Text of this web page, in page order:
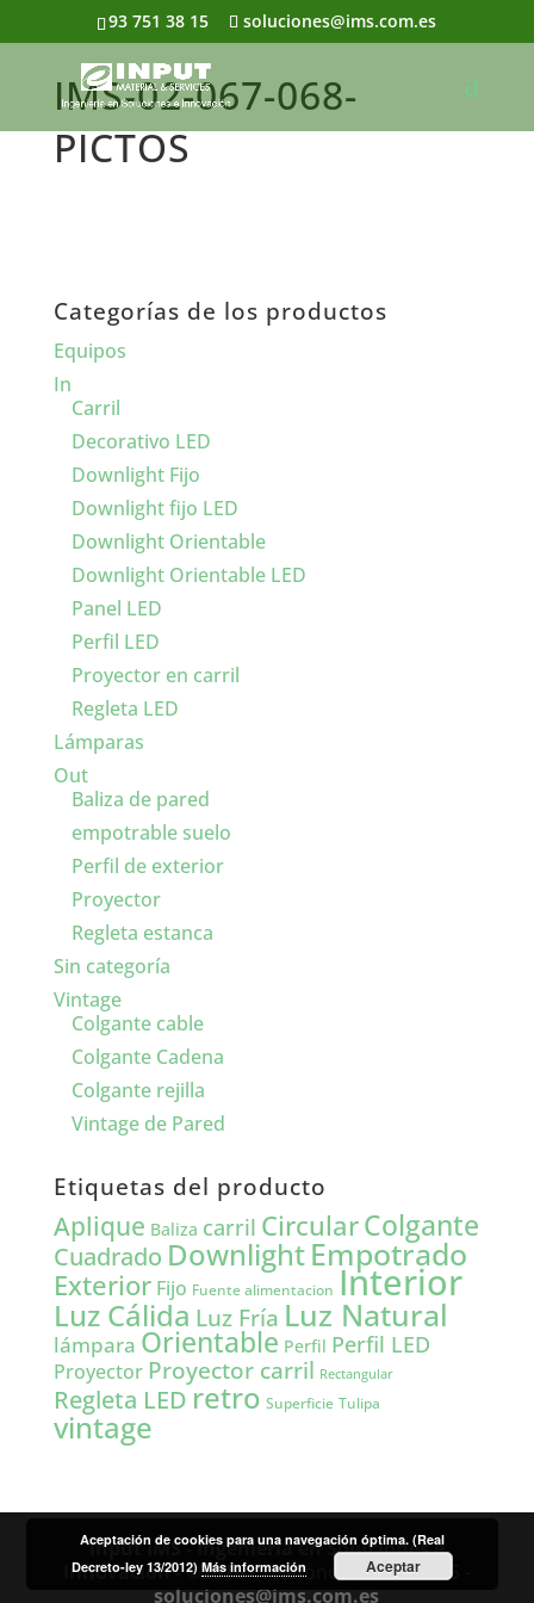
93 751 38 15 soluciones@ims.com.es
IMS-02-067-068-
PICTOS
Categorías de los productos
Equipos
In
Carril
Decorativo LED
Downlight Fijo
Downlight fijo LED
Downlight Orientable
Downlight Orientable LED
Panel LED
Perfil LED
Proyector en carril
Regleta LED
Lámparas
Out
Baliza de pared
empotrable suelo
Perfil de exterior
Proyector
Regleta estanca
Sin categoría
Vintage
Colgante cable
Colgante Cadena
Colgante rejilla
Vintage de Pared
Etiquetas del producto
Aplique Baliza carril CircularColgante
Cuadrado DownlightEmpotrado
Exterior Fijo Fuente alimentacion Interior
Luz Cálida Luz Fría Luz Natural
lámpara Orientable Perfil Perfil LED
Proyector Proyector carril Rectangular
Regleta LEDretro Superficie Tulipa
vintage
Input IMS - Ingeniería en Soluciones e
Innovación - ©2016- Teléfono: 93 751 38 15 -
soluciones@ims.com.es
Aceptación de cookies para una navegación óptima. (Real
Decreto-ley 13/2012)Más información Aceptar